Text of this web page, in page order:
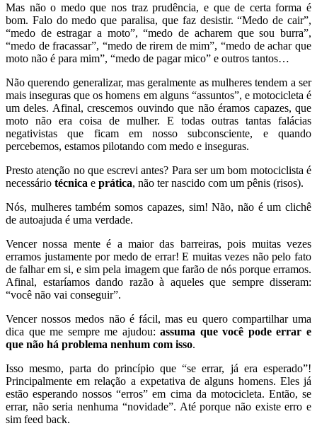
Mas não o medo que nos traz prudência, e que de certa forma é
bom. Falo do medo que paralisa, que faz desistir. “Medo de cair”,
“medo de estragar a moto”, “medo de acharem que sou burra”,
“medo de fracassar”, “medo de rirem de mim”, “medo de achar que
moto não é para mim”, “medo de pagar mico” e outros tantos…
Não querendo generalizar, mas geralmente as mulheres tendem a ser
mais inseguras que os homens em alguns “assuntos”, e motocicleta é
um deles. Afinal, crescemos ouvindo que não éramos capazes, que
moto não era coisa de mulher. E todas outras tantas falácias
negativistas que ficam em nosso subconsciente, e quando
percebemos, estamos pilotando com medo e inseguras.
Presto atenção no que escrevi antes? Para ser um bom motociclista é
necessário técnica e prática, não ter nascido com um pênis (risos).
Nós, mulheres também somos capazes, sim!Não, não é um clichê
de autoajuda é uma verdade.
Vencer nossa mente é a maior das barreiras, pois muitas vezes
erramos justamente por medo de errar! E muitas vezes não pelo fato
de falhar em si, e sim pela imagem que farão de nós porque erramos.
Afinal, estaríamos dando razão à aqueles que sempre disseram:
“você não vai conseguir”.
Vencer nossos medos não é fácil, mas eu quero compartilhar uma
dica que me sempre me ajudou:assuma que você pode errar e
que não há problema nenhum com isso.
Isso mesmo, parta do princípio que “se errar, já era esperado”!
Principalmente em relação a expetativa de alguns homens. Eles já
estão esperando nossos “erros” em cima da motocicleta. Então, se
errar, não seria nenhuma “novidade”. Até porque não existe erro e
sim feed back.